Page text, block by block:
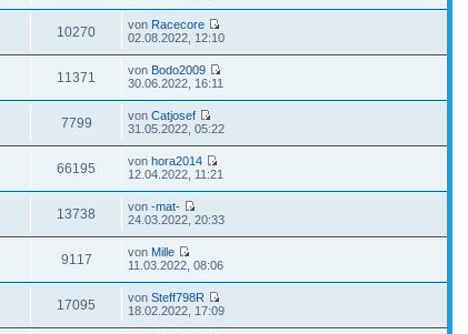
10270 von Racecore
02.08.2022, 12:10
11371 von Bodo2009
30.06.2022, 16:11
7799 vonCatjosef
31.05.2022, 05:22
66195 vonhora2014
12.04.2022, 11:21
13738 von-mat-
24.03.2022, 20:33
9117 von Mille
11.03.2022, 08:06
17095 vonSteff798R
18.02.2022, 17:09